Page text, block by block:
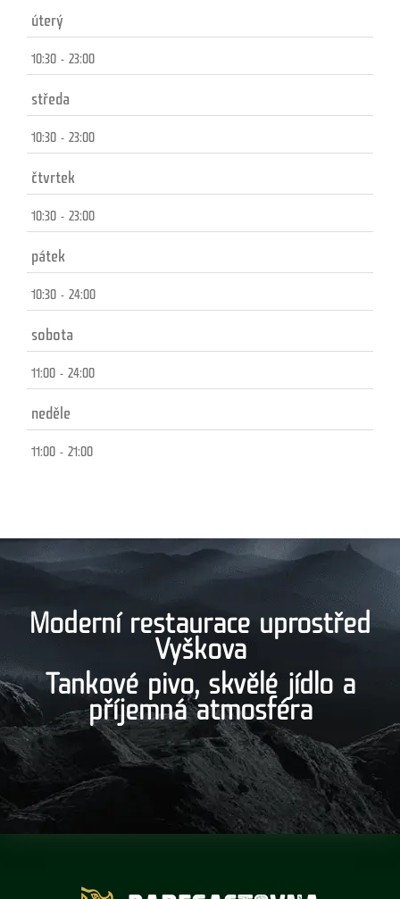
úterý
10:30 - 23:00
středa
10:30 - 23:00
čtvrtek
10:30 - 23:00
pátek
10:30 - 24:00
sobota
11:00 - 24:00
neděle
11:00 - 21:00
Moderní restaurace uprostřed
Vyškova
Tankové pivo, skvělé jídlo a
příjemná atmosféra